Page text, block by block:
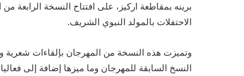
برينه بمقاطعة اركيز، على افتتاح النسخة
الاحتفلات بالمولد النبوي الشريف.
وتميزت هذه النسخة من المهرجان بإلقاءات شعرية
النسخ السابقة للمهرجان وما ميزها إضافة إلى